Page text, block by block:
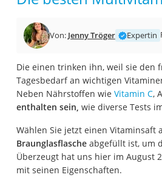
Von: Jenny Tröger Expertin
Die einen trinken ihn, weil sie den
Tagesbedarf an wichtigen
Neben Nährstoffen wie Vitamin C,
enthalten sein, wie diverse Tests
Wählen Sie jetzt einen Vitaminsaft
Braunglasflascheabgefüllt ist, um
Überzeugt hat uns hier im August
mit seinen Eigenschaften.